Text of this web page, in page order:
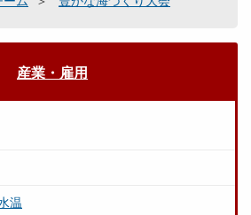
産業・雇用
温